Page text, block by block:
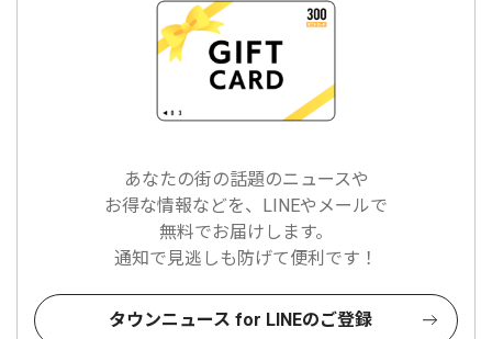
あなたの街の話題のニュースや
お得な情報などを、LINEやメールで
無料でお届けします。
通知で見逃しも防げて便利です！
タウンニュース for LINEのご登録